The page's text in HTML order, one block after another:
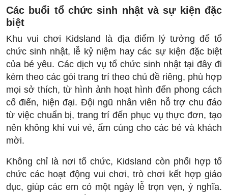
Các buổi tổ chức sinh nhật và sự kiện đặc
biệt
Khu vui chơi Kidsland là địa điểm lý tưởng để tổ
chức sinh nhật, lễ kỷ niệm hay các sự kiện đặc biệt
của bé yêu. Các dịch vụ tổ chức sinh nhật tại đây đi
kèm theo các gói trang trí theo chủ đề riêng, phù hợp
mọi sở thích, từ hình ảnh hoạt hình đến phong cách
cổ điển, hiện đại. Đội ngũ nhân viên hỗ trợ chu đáo
từ việc chuẩn bị, trang trí đến phục vụ thực đơn, tạo
nên không khí vui vẻ, ấm cúng cho các bé và khách
mời.
Không chỉ là nơi tổ chức, Kidsland còn phối hợp tổ
chức các hoạt động vui chơi, trò chơi kết hợp giáo
dục, giúp các em có một ngày lễ trọn vẹn, ý nghĩa.